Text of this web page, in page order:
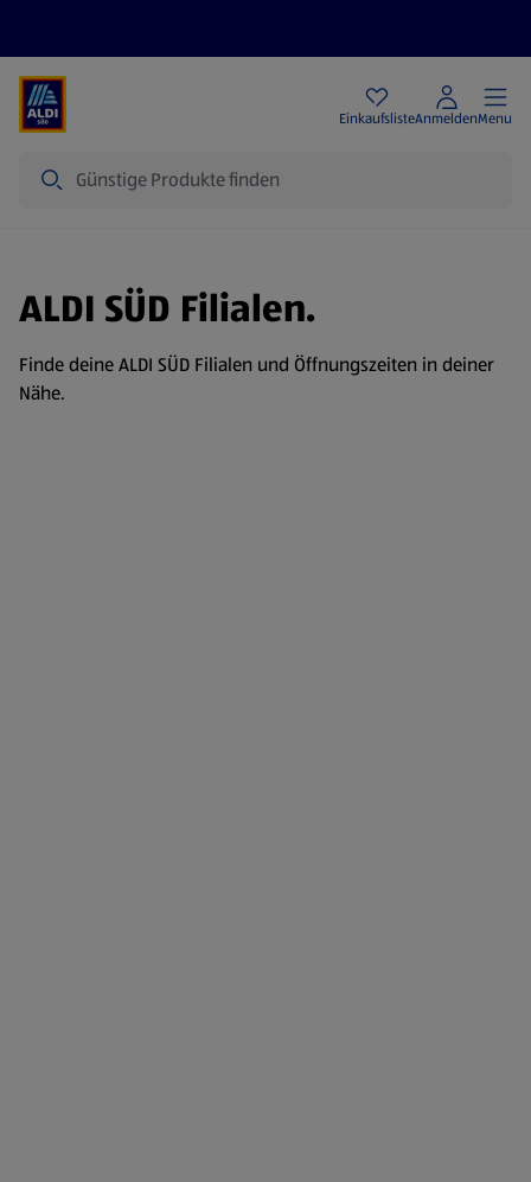
EinkaufslisteAnmeldenMenu
ALDI SÜD Filialen.
Finde deine ALDI SÜD Filialen und Öffnungszeiten in deiner
Nähe.